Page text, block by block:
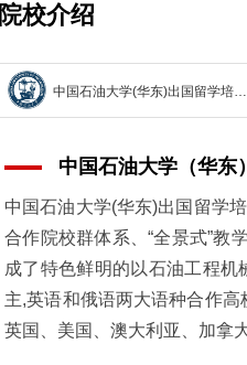
院校介绍
中国石油大学(华东)出国留学培训基地
中国石油大学（华东
中国石油大学(华东)出国留学
合作院校群体系、“全景式”教
成了特色鲜明的以石油工程
主,英语和俄语两大语种合作
英国、美国、澳大利亚、加拿